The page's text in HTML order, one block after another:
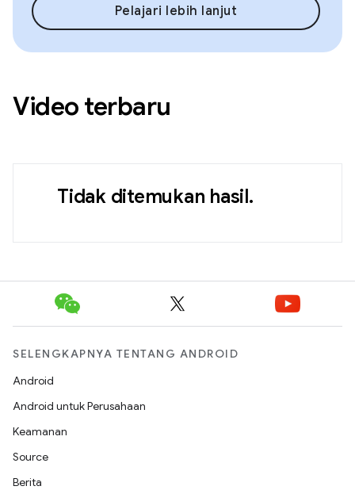
Pelajari lebih lanjut
Video terbaru
Tidak ditemukan hasil.
SELENGKAPNYA TENTANG ANDROID
Android
Android untuk Perusahaan
Keamanan
Source
Berita